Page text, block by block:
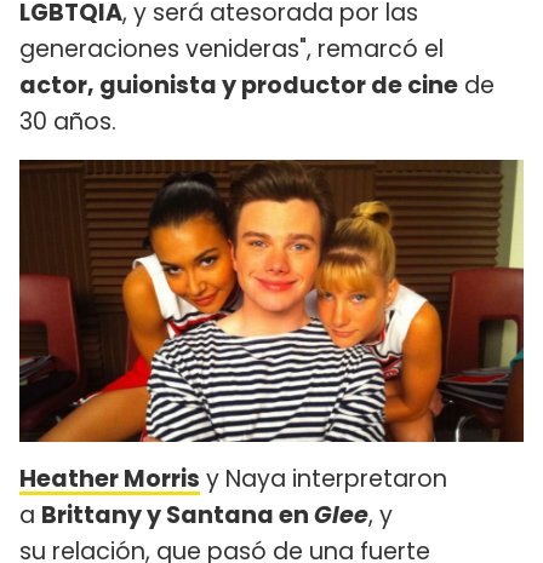
LGBTQIA, y será atesorada por las
generaciones venideras", remarcó el
actor, guionista y productor de cine de
30 años.
Heather Morris y Naya interpretaron
a Brittany y Santana enGlee, y
su relación, que pasó de una fuerte